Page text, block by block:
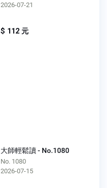
2026-07-21
$ 112 元
大師輕鬆讀 - No.1080
No. 1080
2026-07-15